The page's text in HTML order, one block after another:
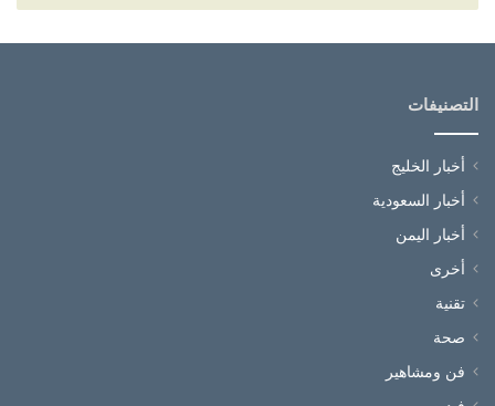
التصنيفات
أخبار الخليج
أخبار السعودية
أخبار اليمن
أخرى
تقنية
صحة
فن ومشاهير